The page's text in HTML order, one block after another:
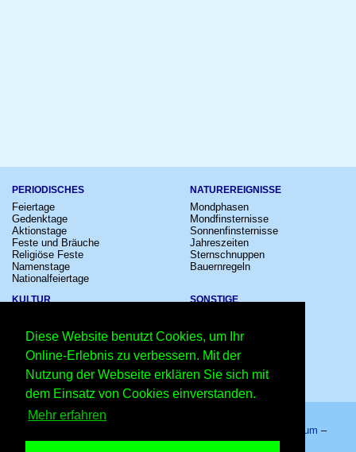
Diese Website benutzt Cookies, um Ihr
Online-Erlebnis zu verbessern. Mit der
Nutzung der Webseite erklären Sie sich mit
dem Einsatz von Cookies einverstanden.
Mehr erfahren
PERIODISCHES
Feiertage
Gedenktage
Aktionstage
Feste und Bräuche
Religiöse Feste
Namenstage
Nationalfeiertage
NATUREREIGNISSE
Mondphasen
Mondfinsternisse
Sonnenfinsternisse
Jahreszeiten
Sternschnuppen
Bauernregeln
KULTUR
Festivals
Großevents
Fußball
Comedy
Shows
SONSTIGE
Schalttage
Wahltage
Messen
Erinnerungen
Volksfeste
Impressum –
Datenschutzhinweis–Kontakt